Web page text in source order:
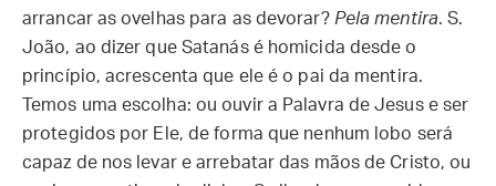
arrancar as ovelhas para as devorar? Pela mentira. S.
João, ao dizer que Satanás é homicida desde o
princípio, acrescenta que ele é o pai da mentira.
Temos uma escolha: ou ouvir a Palavra de Jesus e ser
protegidos por Ele, de forma que nenhum lobo será
capaz de nos levar e arrebatar das mãos de Cristo, ou